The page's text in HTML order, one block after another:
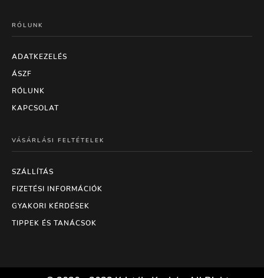
RÓLUNK
ADATKEZELÉS
ÁSZF
RÓLUNK
KAPCSOLAT
VÁSÁRLÁSI FELTÉTELEK
SZÁLLÍTÁS
FIZETÉSI INFORMÁCIÓK
GYAKORI KÉRDÉSEK
TIPPEK ÉS TANÁCSOK